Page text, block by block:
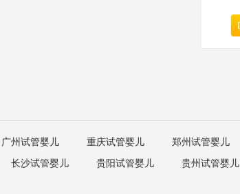
广州试管婴儿 重庆试管婴儿 郑州试管婴儿
长沙试管婴儿 贵阳试管婴儿 贵州试管婴儿